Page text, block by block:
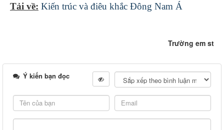
Tải về: Kiến trúc và điêu khắc Đông Nam Á
Trường em st
Ý kiến bạn đọc